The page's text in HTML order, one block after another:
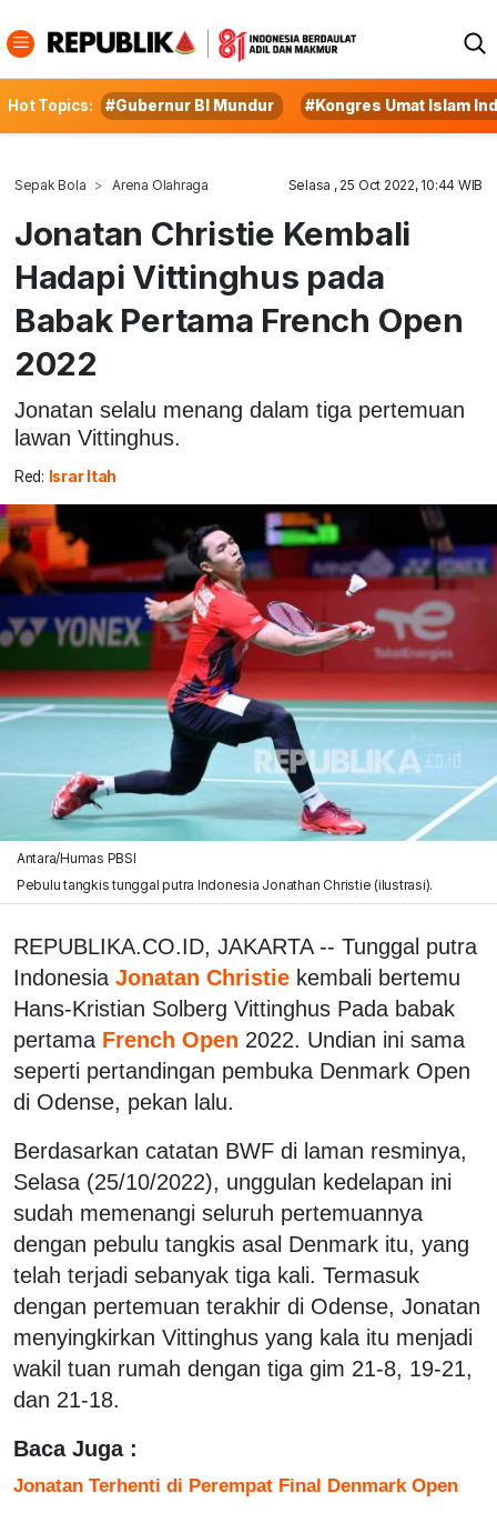
Hot Topics: #Gubernur BI Mundur #Kongres Umat Islam
Sepak Bola Arena Olahraga Selasa , 25 Oct 2022, 10:44 WIB
Jonatan Christie Kembali
Hadapi Vittinghus pada
Babak Pertama French Open
2022
Jonatan selalu menang dalam tiga pertemuan
lawan Vittinghus.
Red: Israr Itah
Antara/Humas PBSI
Pebulu tangkis tunggal putra Indonesia Jonathan Christie (ilustrasi).
REPUBLIKA.CO.ID, JAKARTA -- Tunggal putra
Indonesia Jonatan Christie kembali bertemu
Hans-Kristian Solberg Vittinghus Pada babak
pertama French Open 2022. Undian ini sama
seperti pertandingan pembuka Denmark Open
di Odense, pekan lalu.
Berdasarkan catatan BWF di laman resminya,
Selasa (25/10/2022), unggulan kedelapan ini
sudah memenangi seluruh pertemuannya
dengan pebulu tangkis asal Denmark itu, yang
telah terjadi sebanyak tiga kali. Termasuk
dengan pertemuan terakhir di Odense, Jonatan
menyingkirkan Vittinghus yang kala itu menjadi
wakil tuan rumah dengan tiga gim 21-8, 19-21,
dan 21-18.
Baca Juga :
Jonatan Terhenti di Perempat Final Denmark Open